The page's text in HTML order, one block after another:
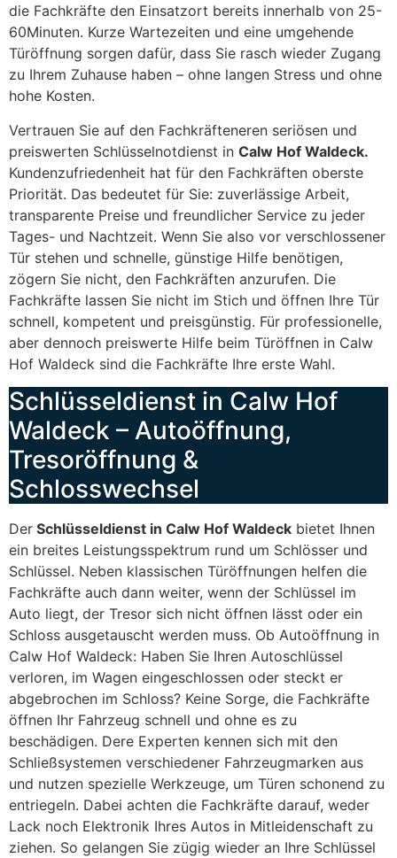
die Fachkräfte den Einsatzort bereits innerhalb von 25-
60Minuten. Kurze Wartezeiten und eine umgehende
Türöffnung sorgen dafür, dass Sie rasch wieder Zugang
zu Ihrem Zuhause haben – ohne langen Stress und ohne
hohe Kosten.
Vertrauen Sie auf den Fachkräfteneren seriösen und
preiswerten Schlüsselnotdienst in Calw Hof Waldeck.
Kundenzufriedenheit hat für den Fachkräften oberste
Priorität. Das bedeutet für Sie: zuverlässige Arbeit,
transparente Preise und freundlicher Service zu jeder
Tages- und Nachtzeit. Wenn Sie also vor verschlossener
Tür stehen und schnelle, günstige Hilfe benötigen,
zögern Sie nicht, den Fachkräften anzurufen. Die
Fachkräfte lassen Sie nicht im Stich und öffnen Ihre Tür
schnell, kompetent und preisgünstig. Für professionelle,
aber dennoch preiswerte Hilfe beim Türöffnen in Calw
Hof Waldeck sind die Fachkräfte Ihre erste Wahl.
Schlüsseldienst in Calw Hof
Waldeck – Autoöffnung,
Tresoröffnung &
Schlosswechsel
Der Schlüsseldienst in Calw Hof Waldeck bietet Ihnen
ein breites Leistungsspektrum rund um Schlösser und
Schlüssel. Neben klassischen Türöffnungen helfen die
Fachkräfte auch dann weiter, wenn der Schlüssel im
Auto liegt, der Tresor sich nicht öffnen lässt oder ein
Schloss ausgetauscht werden muss. Ob Autoöffnung in
Calw Hof Waldeck: Haben Sie Ihren Autoschlüssel
verloren, im Wagen eingeschlossen oder steckt er
abgebrochen im Schloss? Keine Sorge, die Fachkräfte
öffnen Ihr Fahrzeug schnell und ohne es zu
beschädigen. Dere Experten kennen sich mit den
Schließsystemen verschiedener Fahrzeugmarken aus
und nutzen spezielle Werkzeuge, um Türen schonend zu
entriegeln. Dabei achten die Fachkräfte darauf, weder
Lack noch Elektronik Ihres Autos in Mitleidenschaft zu
ziehen. So gelangen Sie zügig wieder an Ihre Schlüssel